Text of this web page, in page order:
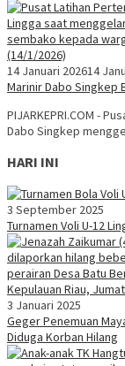
14 Januari 202614
Marinir Dabo Singkep
PIJARKEPRI.COM -
Dabo Singkep
HARI INI
3 September 2025
Turnamen Voli U-12
3 Januari 2025
Geger Penemuan
Diduga Korban Hilang